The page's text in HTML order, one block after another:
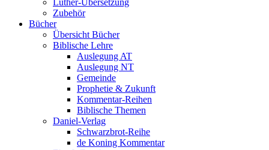
Luther-Übersetzung
Zubehör
Bücher
Übersicht Bücher
Biblische Lehre
Auslegung AT
Auslegung NT
Gemeinde
Prophetie & Zukunft
Kommentar-Reihen
Biblische Themen
Daniel-Verlag
Schwarzbrot-Reihe
de Koning Kommentar